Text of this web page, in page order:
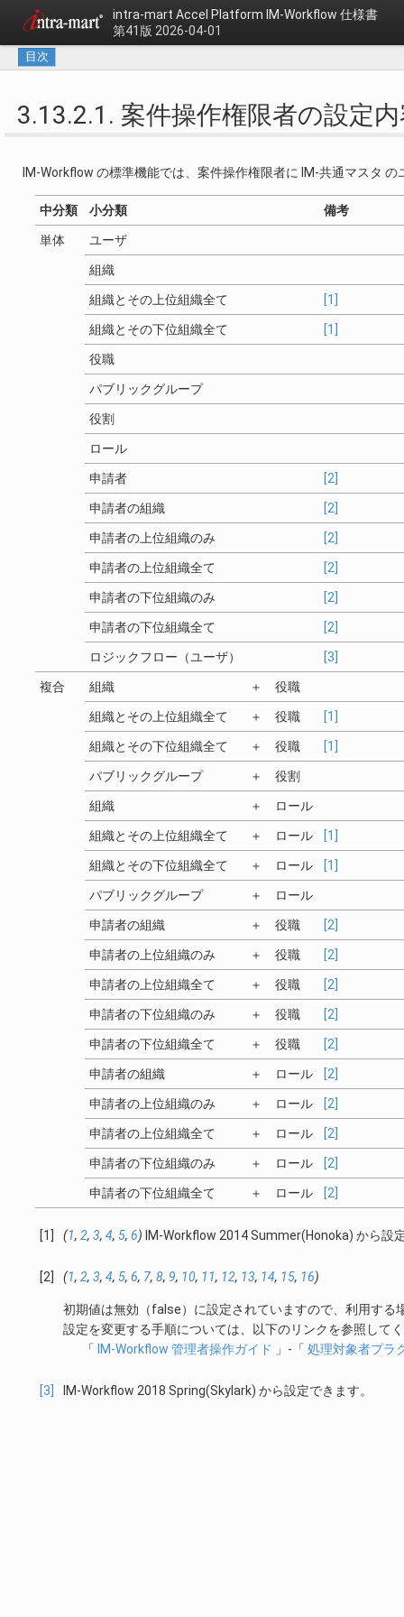
intra-mart Accel Platform IM-Workflow 仕様書
第41版 2026-04-01
目次
3.13.2.1. 案件操作権限者の設定
IM-Workflow の標準機能では、案件操作権限者に IM-共通マスタ
中分類 小分類 備考
単体 ユーザ
組織
組織とその上位組織全て [1]
組織とその下位組織全て [1]
役職
パブリックグループ
役割
ロール
申請者 [2]
申請者の組織 [2]
申請者の上位組織のみ [2]
申請者の上位組織全て [2]
申請者の下位組織のみ [2]
申請者の下位組織全て [2]
ロジックフロー（ユーザ） [3]
複合 組織 ＋ 役職
組織とその上位組織全て ＋ 役職 [1]
組織とその下位組織全て ＋ 役職 [1]
パブリックグループ ＋ 役割
組織 ＋ ロール
組織とその上位組織全て ＋ ロール [1]
組織とその下位組織全て ＋ ロール [1]
パブリックグループ ＋ ロール
申請者の組織 ＋ 役職 [2]
申請者の上位組織のみ ＋ 役職 [2]
申請者の上位組織全て ＋ 役職 [2]
申請者の下位組織のみ ＋ 役職 [2]
申請者の下位組織全て ＋ 役職 [2]
申請者の組織 ＋ ロール [2]
申請者の上位組織のみ ＋ ロール [2]
申請者の上位組織全て ＋ ロール [2]
申請者の下位組織のみ ＋ ロール [2]
申請者の下位組織全て ＋ ロール [2]
[1] (1, 2, 3, 4, 5, 6) IM-Workflow 2014 Summer(Honoka) から設
[2] (1, 2, 3, 4, 5, 6, 7, 8, 9, 10, 11, 12, 13, 14, 15, 16)
初期値は無効（false）に設定されていますので、利用す
設定を変更する手順については、以下のリンクを参照して
「
IM-Workflow 管理者操作ガイド 」-「 処理対象者プラ
[3] IM-Workflow 2018 Spring(Skylark) から設定できます。